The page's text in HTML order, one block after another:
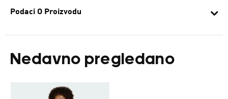
Podaci O Proizvodu
Nedavno pregledano